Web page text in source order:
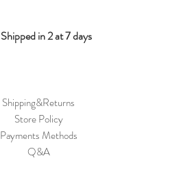
Shipped in 2 at 7 days
Shipping&Returns
Store Policy
Payments Methods
Q&A